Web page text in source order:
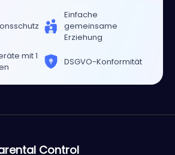
Einfache
gemeinsame
Erziehung
mit 1
DSGVO-Konformität
Control